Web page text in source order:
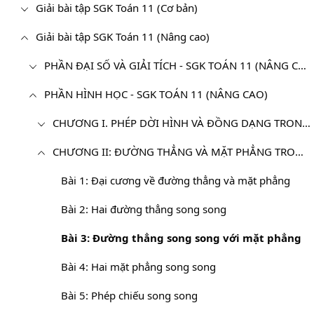
Giải bài tập SGK Toán 11 (Cơ bản)
Giải bài tập SGK Toán 11 (Nâng cao)
PHẦN ĐẠI SỐ VÀ GIẢI TÍCH - SGK TOÁN 11 (NÂNG CAO)
PHẦN HÌNH HỌC - SGK TOÁN 11 (NÂNG CAO)
CHƯƠNG I. PHÉP DỜI HÌNH VÀ ĐỒNG DẠNG TRONG MẶT PHẲNG
CHƯƠNG II: ĐƯỜNG THẲNG VÀ MẶT PHẲNG TRONG KHÔNG GIAN. QUAN HỆ SONG SONG
Bài 1: Đại cương về đường thẳng và mặt phẳng
Bài 2: Hai đường thẳng song song
Bài 3: Đường thẳng song song với mặt phẳng
Bài 4: Hai mặt phẳng song song
Bài 5: Phép chiếu song song